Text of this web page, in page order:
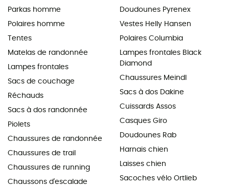
Parkas homme
Polaires homme
Tentes
Matelas de randonnée
Lampes frontales
Sacs de couchage
Réchauds
Sacs à dos randonnée
Piolets
Chaussures de randonnée
Chaussures de trail
Chaussures de running
Chaussons d'escalade
Doudounes Pyrenex
Vestes Helly Hansen
Polaires Columbia
Lampes frontales Black
Diamond
Chaussures Meindl
Sacs à dos Dakine
Cuissards Assos
Casques Giro
Doudounes Rab
Harnais chien
Laisses chien
Sacoches vélo Ortlieb